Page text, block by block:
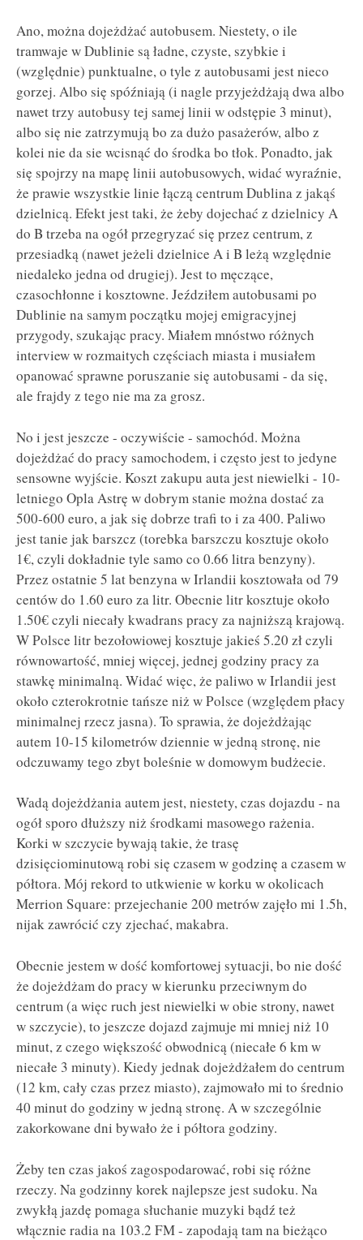
Ano, można dojeżdżać autobusem. Niestety, o ile
tramwaje w Dublinie są ładne, czyste, szybkie i
(względnie) punktualne, o tyle z autobusami jest nieco
gorzej. Albo się spóźniają (i nagle przyjeżdżają dwa albo
nawet trzy autobusy tej samej linii w odstępie 3 minut),
albo się nie zatrzymują bo za dużo pasażerów, albo z
kolei nie da sie wcisnąć do środka bo tłok. Ponadto, jak
się spojrzy na mapę linii autobusowych, widać wyraźnie,
że prawie wszystkie linie łączą centrum Dublina z jakąś
dzielnicą. Efekt jest taki, że żeby dojechać z dzielnicy A
do B trzeba na ogół przegryzać się przez centrum, z
przesiadką (nawet jeżeli dzielnice A i B leżą względnie
niedaleko jedna od drugiej). Jest to męczące,
czasochłonne i kosztowne. Jeździłem autobusami po
Dublinie na samym początku mojej emigracyjnej
przygody, szukając pracy. Miałem mnóstwo różnych
interview w rozmaitych częściach miasta i musiałem
opanować sprawne poruszanie się autobusami - da się,
ale frajdy z tego nie ma za grosz.
No i jest jeszcze - oczywiście - samochód. Można
dojeżdżać do pracy samochodem, i często jest to jedyne
sensowne wyjście. Koszt zakupu auta jest niewielki - 10-
letniego Opla Astrę w dobrym stanie można dostać za
500-600 euro, a jak się dobrze trafi to i za 400. Paliwo
jest tanie jak barszcz (torebka barszczu kosztuje około
1€, czyli dokładnie tyle samo co 0.66 litra benzyny).
Przez ostatnie 5 lat benzyna w Irlandii kosztowała od 79
centów do 1.60 euro za litr. Obecnie litr kosztuje około
1.50€ czyli niecały kwadrans pracy za najniższą krajową.
W Polsce litr bezołowiowej kosztuje jakieś 5.20 zł czyli
równowartość, mniej więcej, jednej godziny pracy za
stawkę minimalną. Widać więc, że paliwo w Irlandii jest
około czterokrotnie tańsze niż w Polsce (względem płacy
minimalnej rzecz jasna). To sprawia, że dojeżdżając
autem 10-15 kilometrów dziennie w jedną stronę, nie
odczuwamy tego zbyt boleśnie w domowym budżecie.
Wadą dojeżdżania autem jest, niestety, czas dojazdu - na
ogół sporo dłuższy niż środkami masowego rażenia.
Korki w szczycie bywają takie, że trasę
dzisięciominutową robi się czasem w godzinę a czasem w
półtora. Mój rekord to utkwienie w korku w okolicach
Merrion Square: przejechanie 200 metrów zajęło mi 1.5h,
nijak zawrócić czy zjechać, makabra.
Obecnie jestem w dość komfortowej sytuacji, bo nie dość
że dojeżdżam do pracy w kierunku przeciwnym do
centrum (a więc ruch jest niewielki w obie strony, nawet
w szczycie), to jeszcze dojazd zajmuje mi mniej niż 10
minut, z czego większość obwodnicą (niecałe 6 km w
niecałe 3 minuty). Kiedy jednak dojeżdżałem do centrum
(12 km, cały czas przez miasto), zajmowało mi to średnio
40 minut do godziny w jedną stronę. A w szczególnie
zakorkowane dni bywało że i półtora godziny.
Żeby ten czas jakoś zagospodarować, robi się różne
rzeczy. Na godzinny korek najlepsze jest sudoku. Na
zwykłą jazdę pomaga słuchanie muzyki bądź też
włącznie radia na 103.2 FM - zapodają tam na bieżąco